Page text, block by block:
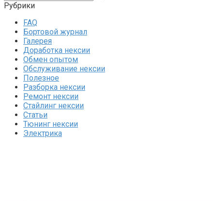
Рубрики
FAQ
Бортовой журнал
Галерея
Доработка нексии
Обмен опытом
Обслуживание нексии
Полезное
Разборка нексии
Ремонт нексии
Стайлинг нексии
Статьи
Тюнинг нексии
Электрика